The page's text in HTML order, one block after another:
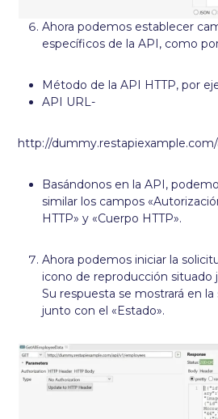
Ahora podemos establecer
específicos de la API, como
Método de la API HTTP, por
API URL-
http://
Basándonos en la API,
similar los campos
HTTP» y «Cuerpo HTTP».
Ahora podemos iniciar la
icono de reproducción situado
Su respuesta se mostrará en
junto con el «Estado».